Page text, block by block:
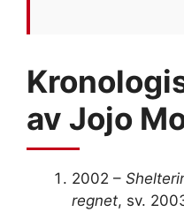
av Jojo
2002 –
regnet, sv.